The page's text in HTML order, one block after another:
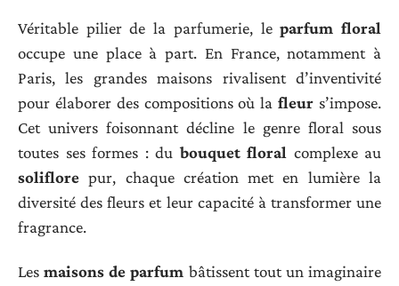
Véritable pilier de la parfumerie, leparfum floral
occupe une place à part. En France, notamment à
Paris, les grandes maisons rivalisent d’inventivité
pour élaborer des compositions où lafleur s’impose.
Cet univers foisonnant décline le genre floral sous
toutes ses formes : du bouquet floral complexe au
soliflore pur, chaque création met en lumière la
diversité des fleurs et leur capacité à transformer une
fragrance.
Lesmaisons de parfum bâtissent tout un imaginaire